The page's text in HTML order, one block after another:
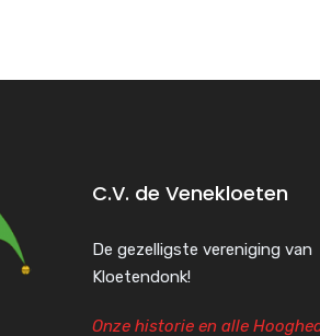
C.V. de Venekloeten
De gezelligste vereniging van
Kloetendonk!
Onze historie en alle